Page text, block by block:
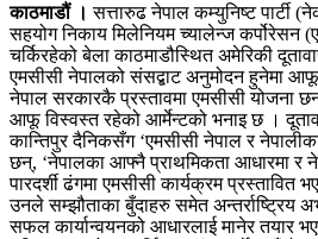
काठमाडौं । सत्तारुढ नेपाल कम्युनिष्ट पार्टी
सहयोग निकाय मिलेनियम च्यालेन्ज कर्पोरेसन
चर्किरहेको बेला काठमाडौस्थित अमेरिकी
एमसीसी नेपालको संसद्बाट अनुमोदन हुनेमा
नेपाल सरकारकै प्रस्तावमा एमसीसी योजना
आफू विस्वस्त रहेको आर्मेन्टको भनाइ छ ।
कान्तिपुर दैनिकसँग ‘एमसीसी नेपाल र
छन्, ‘नेपालका आफ्नै प्राथमिकता आधारमा र
पारदर्शी ढंगमा एमसीसी कार्यक्रम प्रस्तावित
उनले सम्झौताका बुँदाहरु समेत अन्तर्राष्ट्रिय
सफल कार्यान्वयनको आधारलाई मानेर तयार